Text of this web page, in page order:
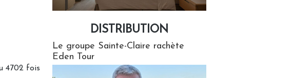
4702 fois
DISTRIBUTION
Le groupe Sainte-Claire rachète
Eden Tour